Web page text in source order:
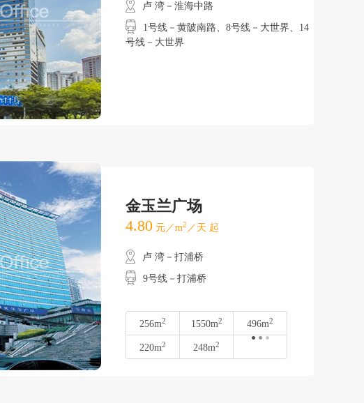
卢 湾－淮海中路
1号线－黄陂南路、8号线－大世界、14
号线－大世界
金玉兰广场
4.80 元／m2 ／天 起
卢 湾－打浦桥
9号线－打浦桥
256m2 1550m2 496m2
220m2 248m2